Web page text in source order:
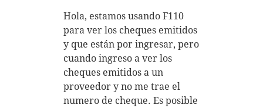
Hola, estamos usando F110
para ver los cheques emitidos
y que están por ingresar, pero
cuando ingreso a ver los
cheques emitidos a un
proveedor y no me trae el
numero de cheque. Es posible